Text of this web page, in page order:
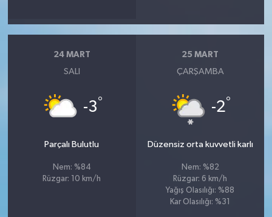
24 MART
SALI
-3°
Parçalı Bulutlu
Nem: %84
Rüzgar: 10 km/h
25 MART
ÇARŞAMBA
-2°
Düzensiz orta kuvvetli karlı
Nem: %82
Rüzgar: 6 km/h
Yağış Olasılığı: %88
Kar Olasılığı: %31